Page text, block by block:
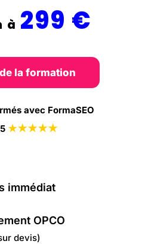
à 299 €
la formation
avec FormaSEO
★★★★★
immédiat
OPCO
devis)